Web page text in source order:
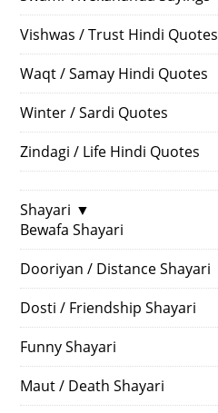
Vishwas / Trust Hindi Quotes
Waqt / Samay Hindi Quotes
Winter / Sardi Quotes
Zindagi / Life Hindi Quotes
Shayari ▼
Bewafa Shayari
Dooriyan / Distance Shayari
Dosti / Friendship Shayari
Funny Shayari
Maut / Death Shayari